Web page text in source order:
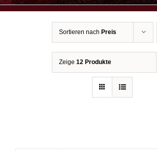
Sortieren nach Preis
Zeige 12 Produkte